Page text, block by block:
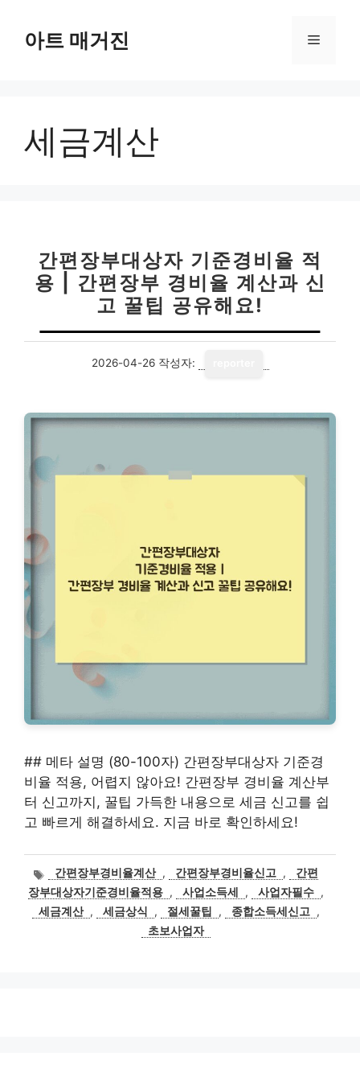
아트 매거진 메
세금계산
간편장부대상자 기준경비율 적
용 | 간편장부 경비율 계산과 신
고 꿀팁 공유해요!
2026-04-26 작성자:
## 메타 설명 (80-100자) 간편장부대상자 기준경
비율 적용, 어렵지 않아요! 간편장부 경비율 계산부
터 신고까지, 꿀팁 가득한 내용으로 세금 신고를 쉽
고 빠르게 해결하세요. 지금 바로 확인하세요!
태
그
간편장부경비율계산 , 간편장부경비율신고 ,
간편
장부대상자기준경비율적용 , 사업소득세 , 사업자필수 ,
세금계산 , 세금상식 , 절세꿀팁 , 종합소득세신고
,
초보사업자